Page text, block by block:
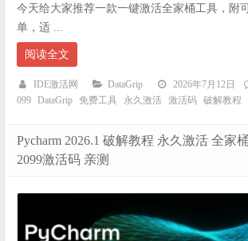
今天给大家推荐一款一键激活全家桶工具，附
单，适 ...
阅读全文
IDE激活网 DataGrip 2026年7月12日
099 DataGrip 免费工具 永久激活 激活码 破解教程
Pycharm 2026.1 破解教程 永久激活 全家
2099激活码 亲测